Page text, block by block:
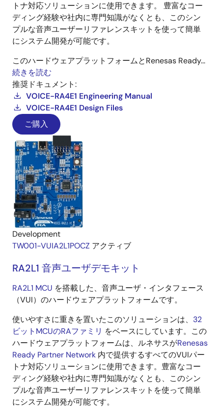
トナ対応ソリューションに使用できます。 豊富なコー
ディング経験や社内に専門知識がなくとも、このシン
プルな音声ユーザーリファレンスキットを使って簡単
にシステム開発が可能です。
このハードウェアプラットフォームとRenesas Ready...
続きを読む
推奨ドキュメント:
VOICE-RA4E1 Engineering Manual
VOICE-RA4E1 Design Files
ご購入
Development
TW001-VUIA2L1POCZ アクティブ
RA2L1 音声ユーザデモキット
RA2L1 MCU を搭載した、音声ユーザ・インタフェース
（VUI）のハードウェアプラットフォームです。
使いやすさに重きを置いたこのソリューションは、 32
ビットMCUのRAファミリ をベースにしています。この
ハードウェアプラットフォームは、ルネサスがRenesas
Ready Partner Network 内で提供するすべてのVUIパー
トナ対応ソリューションに使用できます。豊富なコー
ディング経験や社内に専門知識がなくとも、このシン
プルな音声ユーザーリファレンスキットを使って簡単
にシステム開発が可能です。